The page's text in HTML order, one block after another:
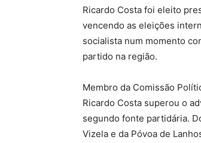
Ricardo Costa foi eleito
vencendo as eleições
socialista num momento
partido na região.
Membro da Comissão
Ricardo Costa superou o
segundo fonte partidária.
Vizela e da Póvoa de